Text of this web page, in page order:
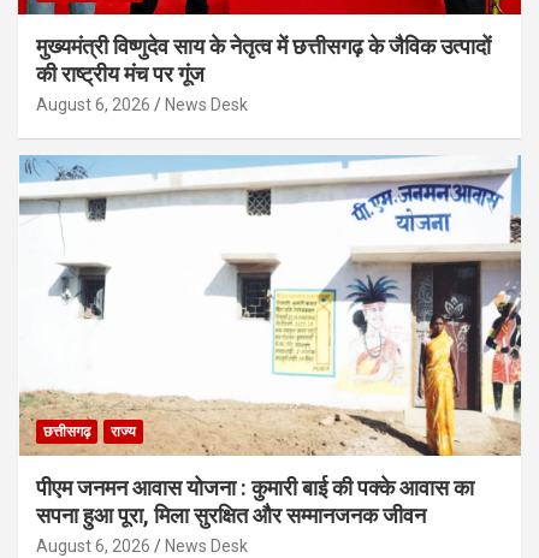
मुख्यमंत्री विष्णुदेव साय के नेतृत्व में छत्तीसगढ़ के जैविक उत्पादों
की राष्ट्रीय मंच पर गूंज
August 6, 2026 News Desk
छत्तीसगढ़ राज्य
पीएम जनमन आवास योजना : कुमारी बाई की पक्के आवास का
सपना हुआ पूरा, मिला सुरक्षित और सम्मानजनक जीवन
August 6, 2026 News Desk